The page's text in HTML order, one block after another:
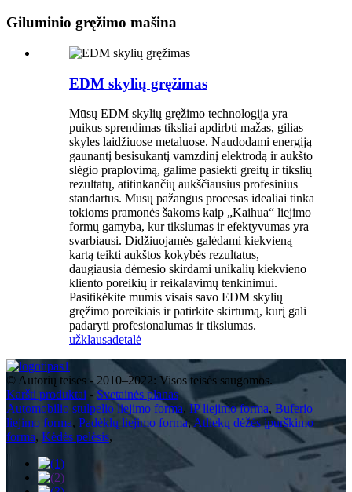
Giluminio gręžimo mašina
EDM skylių gręžimas
Mūsų EDM skylių gręžimo technologija yra
puikus sprendimas tiksliai apdirbti mažas, gilias
skyles laidžiuose metaluose. Naudodami energiją
gaunantį besisukantį vamzdinį elektrodą ir aukšto
slėgio praplovimą, galime pasiekti greitų ir tikslių
rezultatų, atitinkančių aukščiausius profesinius
standartus. Mūsų pažangus procesas idealiai tinka
tokioms pramonės šakoms kaip „Kaihua“ liejimo
formų gamyba, kur tikslumas ir efektyvumas yra
svarbiausi. Didžiuojamės galėdami kiekvieną
kartą teikti aukštos kokybės rezultatus,
daugiausia dėmesio skirdami unikalių kiekvieno
kliento poreikių ir reikalavimų tenkinimui.
Pasitikėkite mumis visais savo EDM skylių
gręžimo poreikiais ir patirkite skirtumą, kurį gali
padaryti profesionalumas ir tikslumas.
užklausadetalė
© Autorių teisės - 2010–2022: Visos teisės saugomos.
Karšti produktai - Svetainės planas
Automobilio stulpelio liejimo forma, IP liejimo forma, Buferio
liejimo forma, Padėklų liejimo forma, Atliekų dėžės įpurškimo
forma, Kėdės pelėsis,